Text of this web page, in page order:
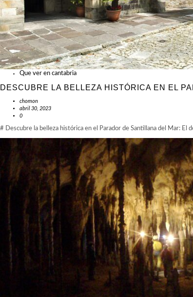
Que ver en cantabria
DESCUBRE LA BELLEZA HISTÓRICA EN EL
chomon
abril 30, 2023
0
# Descubre la belleza histórica en el Parador de Santillana del Mar: El